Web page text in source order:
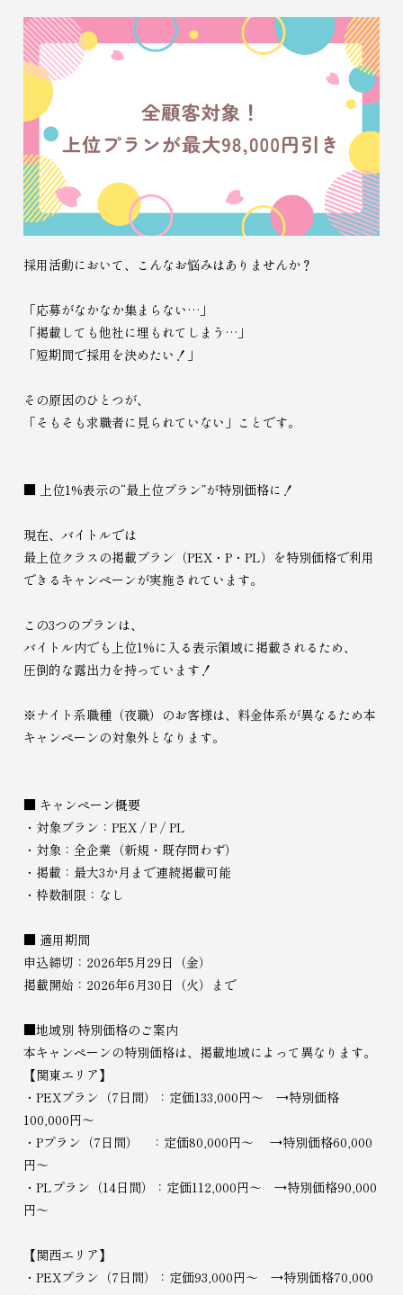
採用活動において、こんなお悩みはありませんか？
「応募がなかなか集まらない…」
「掲載しても他社に埋もれてしまう…」
「短期間で採用を決めたい！」
その原因のひとつが、
「そもそも求職者に見られていない」ことです。
■ 上位1%表示の“最上位プラン”が特別価格に！
現在、バイトルでは
最上位クラスの掲載プラン（PEX・P・PL）を特別価格で利用
できるキャンペーンが実施されています。
この3つのプランは、
バイトル内でも上位1%に入る表示領域に掲載されるため、
圧倒的な露出力を持っています！
※ナイト系職種（夜職）のお客様は、料金体系が異なるため本
キャンペーンの対象外となります。
■ キャンペーン概要
・対象プラン：PEX / P / PL
・対象：全企業（新規・既存問わず）
・掲載：最大3か月まで連続掲載可能
・枠数制限：なし
■ 適用期間
申込締切：2026年5月29日（金）
掲載開始：2026年6月30日（火）まで
■地域別 特別価格のご案内
本キャンペーンの特別価格は、掲載地域によって異なります。
【関東エリア】
・PEXプラン（7日間）：定価133,000円～ →特別価格
100,000円～
・Pプラン（7日間） ：定価80,000円～ →特別価格60,000
円～
・PLプラン（14日間）：定価112,000円～ →特別価格90,000
円～
【関西エリア】
・PEXプラン（7日間）：定価93,000円～ →特別価格70,000